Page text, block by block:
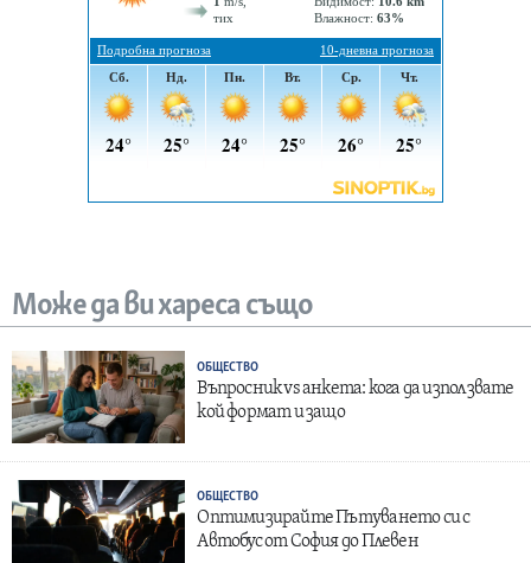
Може да ви хареса също
ОБЩЕСТВО
Въпросник vs анкета: кога да използвате
кой формат и защо
ОБЩЕСТВО
Оптимизирайте Пътуването си с
Автобус от София до Плевен